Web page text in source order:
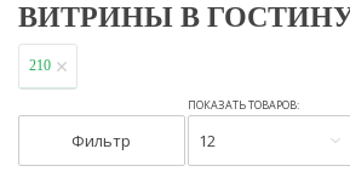
ВИТРИНЫ В
210
Фильтр
ПОКАЗАТЬ ТОВАРОВ:
12